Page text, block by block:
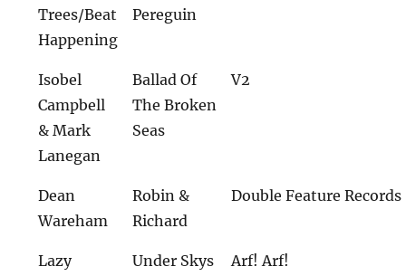
Trees/Beat
Happening
Pereguin
Isobel
Campbell
& Mark
Lanegan
Ballad Of
The Broken
Seas
V2
Dean
Wareham
Robin &
Richard
Double Feature Records
Lazy
Under Skys Arf! Arf!